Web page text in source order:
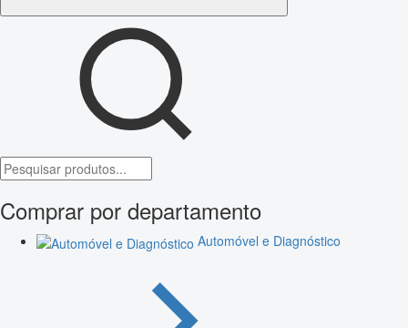
Comprar por departamento
Automóvel e Diagnóstico